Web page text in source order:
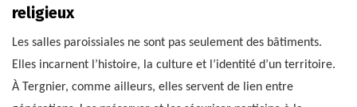
religieux
Les salles paroissiales ne sont pas seulement des bâtiments.
Elles incarnent l’histoire, la culture et l’identité d’un territoire.
À Tergnier, comme ailleurs, elles servent de lien entre